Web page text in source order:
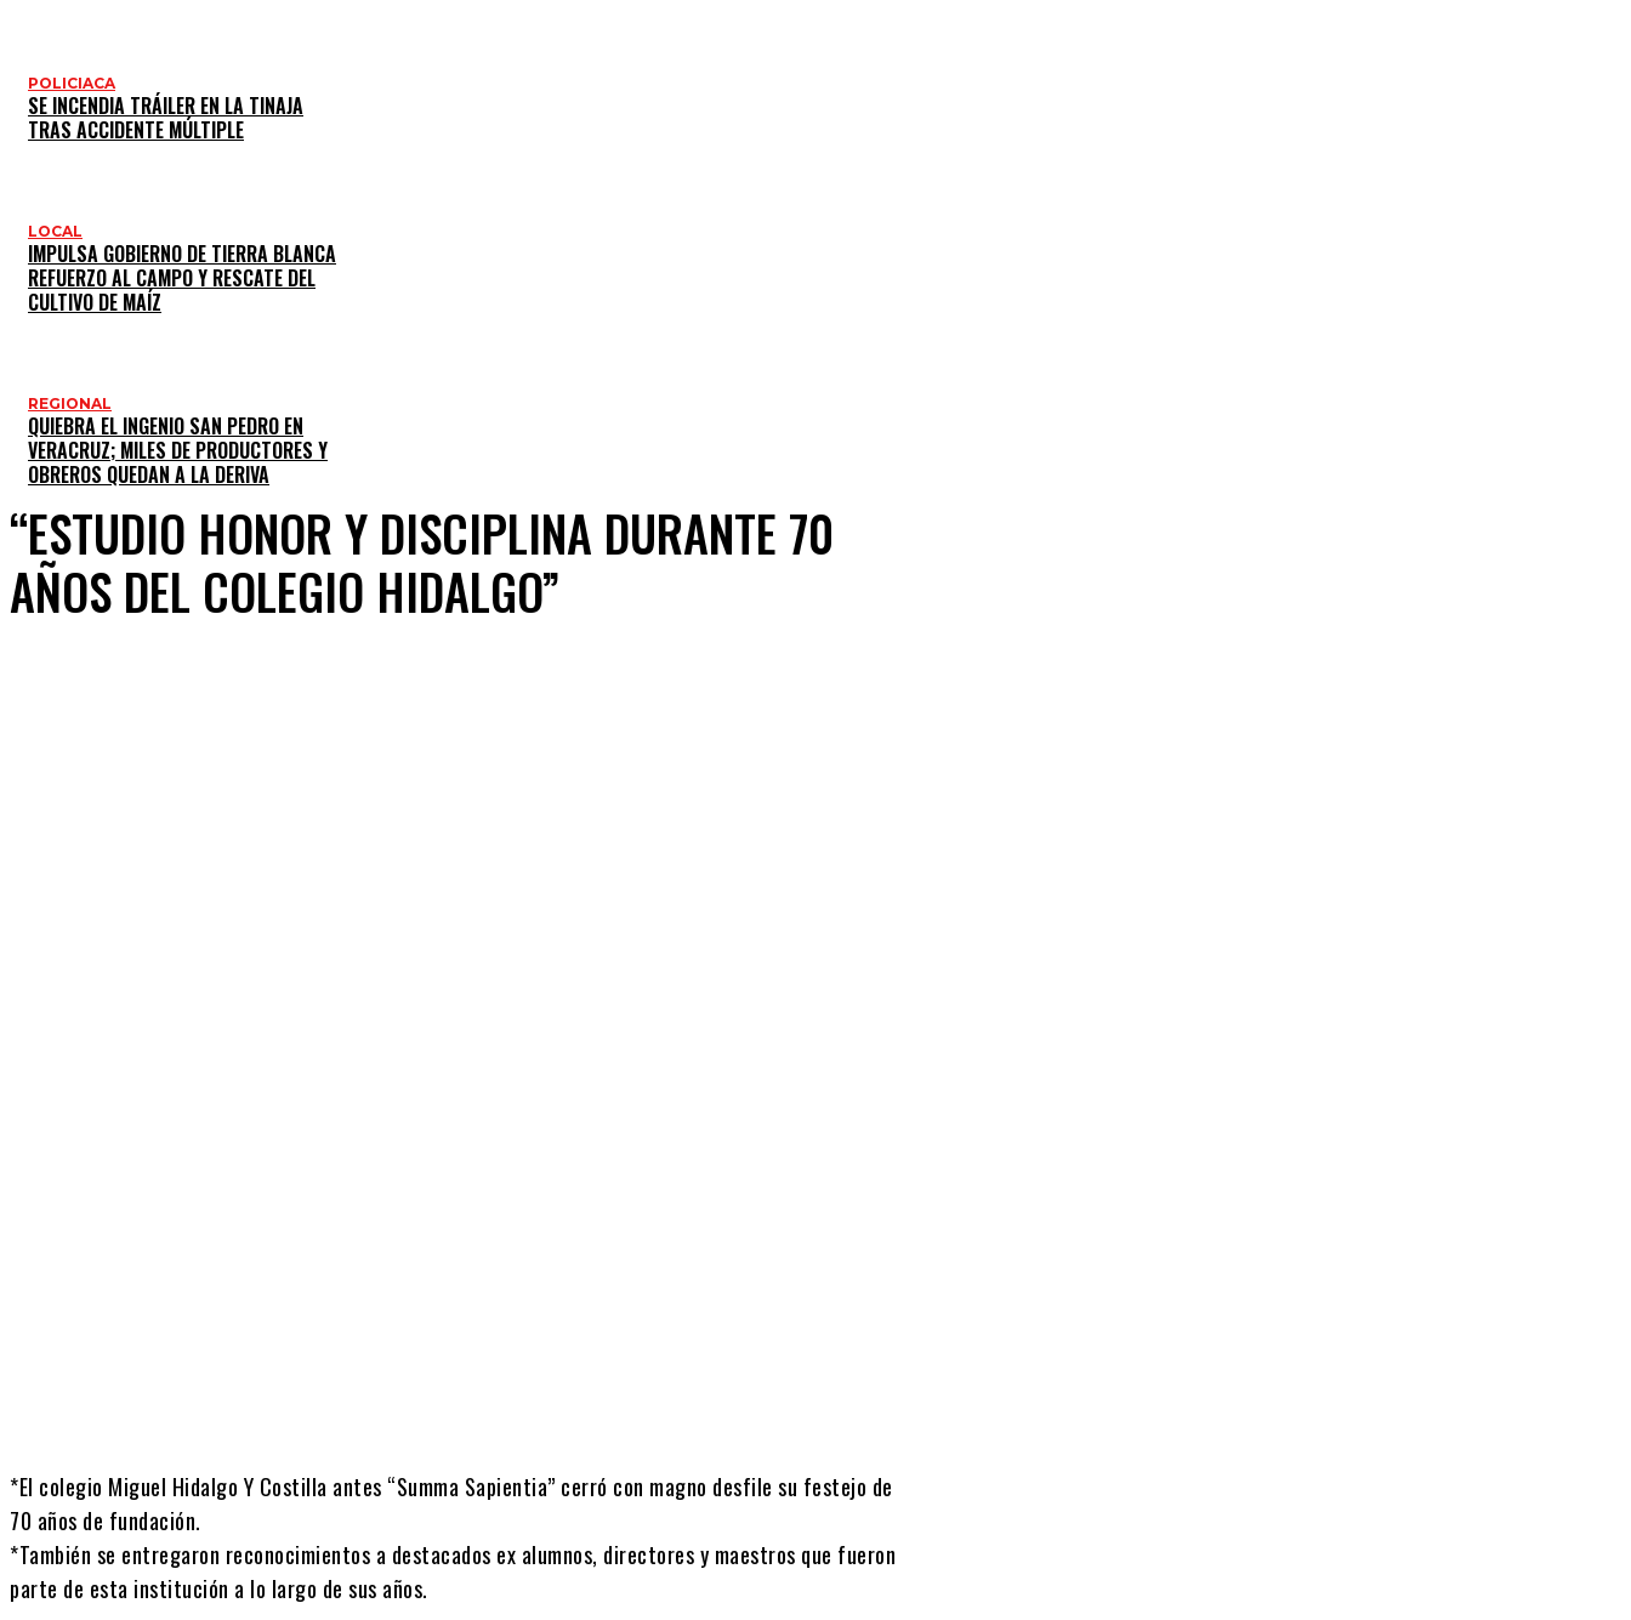
POLICIACA
SE INCENDIA TRÁILER EN LA TINAJA
TRAS ACCIDENTE MÚLTIPLE
LOCAL
IMPULSA GOBIERNO DE TIERRA BLANCA
REFUERZO AL CAMPO Y RESCATE DEL
CULTIVO DE MAÍZ
REGIONAL
QUIEBRA EL INGENIO SAN PEDRO EN
VERACRUZ; MILES DE PRODUCTORES Y
OBREROS QUEDAN A LA DERIVA
“ESTUDIO HONOR Y DISCIPLINA DURANTE 70
AÑOS DEL COLEGIO HIDALGO”
*El colegio Miguel Hidalgo Y Costilla antes “Summa Sapientia” cerró con magno desfile su festejo de
70 años de fundación.
*También se entregaron reconocimientos a destacados ex alumnos, directores y maestros que fueron
parte de esta institución a lo largo de sus años.